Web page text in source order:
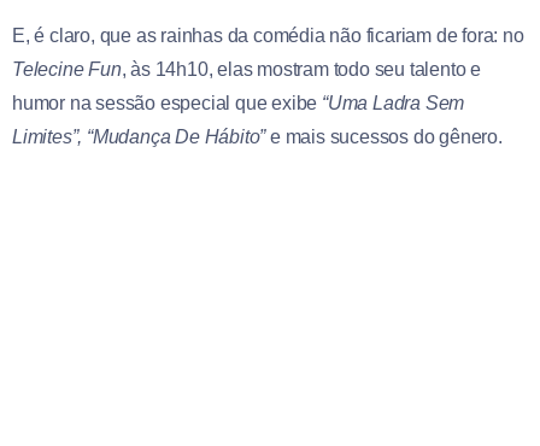
E, é claro, que as rainhas da comédia não ficariam de fora: no
Telecine Fun, às 14h10, elas mostram todo seu talento e
humor na sessão especial que exibe “Uma Ladra Sem
Limites”, “Mudança De Hábito”e mais sucessos do gênero.